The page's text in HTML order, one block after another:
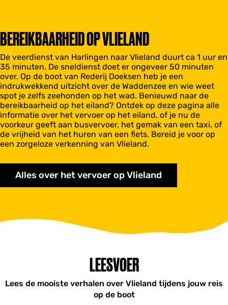
BEREIKBAARHEID OP VLIELAND
De veerdienst van Harlingen naar Vlieland duurt ca 1 uur en
35 minuten. De sneldienst doet er ongeveer 50 minuten
over. Op de boot van Rederij Doeksen heb je een
indrukwekkend uitzicht over de Waddenzee en wie weet
spot je zelfs zeehonden op het wad. Benieuwd naar de
bereikbaarheid op het eiland? Ontdek op deze pagina alle
informatie over het vervoer op het eiland, of je nu de
voorkeur geeft aan busvervoer, het gemak van een taxi, of
de vrijheid van het huren van een fiets. Bereid je voor op
een zorgeloze verkenning van Vlieland.
Alles over het vervoer op Vlieland
LEESVOER
Lees de mooiste verhalen over Vlieland tijdens jouw reis
op de boot